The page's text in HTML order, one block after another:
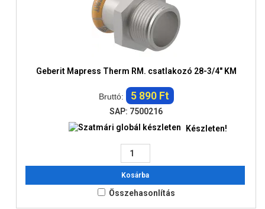
Geberit Mapress Therm RM. csatlakozó 28-3/4" KM
Bruttó: 5 890 Ft
SAP: 7500216
Készleten!
Kosárba
Összehasonlítás